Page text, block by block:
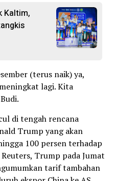
Kaltim,
(terus naik) ya,
lagi. Kita
di tengah rencana
Trump yang akan
100 persen terhadap
Trump pada Jumat
tarif tambahan